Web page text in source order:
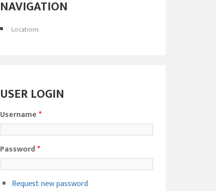
NAVIGATION
Locations
USER LOGIN
Username*
Password*
Request new password